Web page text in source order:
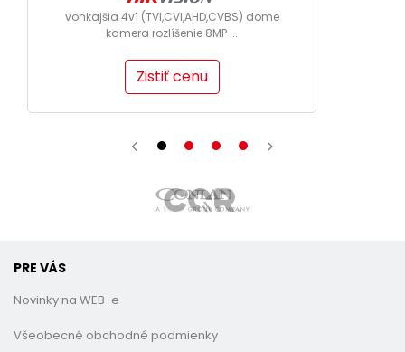
vonkajšia 4v1 (TVI,CVI,AHD,CVBS) dome
kamera rozlíšenie 8MP ...
Zistiť cenu
PRE VÁS
Novinky na WEB-e
Všeobecné obchodné podmienky